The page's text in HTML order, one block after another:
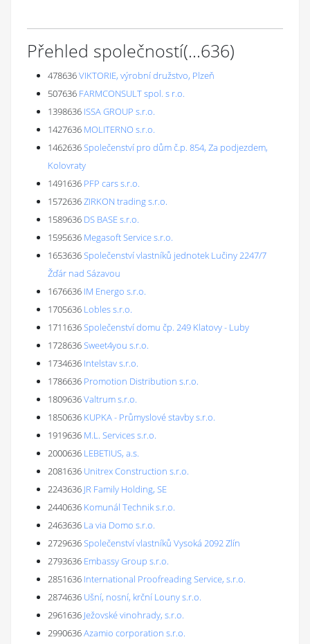
Přehled společností(...636)
478636VIKTORIE, výrobní družstvo, Plzeň
507636 FARMCONSULT spol. s r.o.
1398636 ISSA GROUP s.r.o.
1427636 MOLITERNO s.r.o.
1462636Společenství pro dům č.p. 854, Za podjezdem,
Kolovraty
1491636 PFP cars s.r.o.
1572636ZIRKON trading s.r.o.
1589636 DS BASE s.r.o.
1595636 Megasoft Service s.r.o.
1653636Společenství vlastníků jednotek Lučiny 2247/7
Žďár nad Sázavou
1676636 IM Energo s.r.o.
1705636 Lobles s.r.o.
1711636Společenství domu čp. 249 Klatovy - Luby
1728636Sweet4you s.r.o.
1734636 Intelstav s.r.o.
1786636 Promotion Distribution s.r.o.
1809636Valtrum s.r.o.
1850636 KUPKA - Průmyslové stavby s.r.o.
1919636 M.L. Services s.r.o.
2000636 LEBETIUS, a.s.
2081636 Unitrex Construction s.r.o.
2243636 JR Family Holding, SE
2440636 Komunál Technik s.r.o.
2463636 La via Domo s.r.o.
2729636Společenství vlastníků Vysoká 2092 Zlín
2793636 Embassy Group s.r.o.
2851636 International Proofreading Service, s.r.o.
2874636 Ušní, nosní, krční Louny s.r.o.
2961636 Ježovské vinohrady, s.r.o.
2990636Azamio corporation s.r.o.